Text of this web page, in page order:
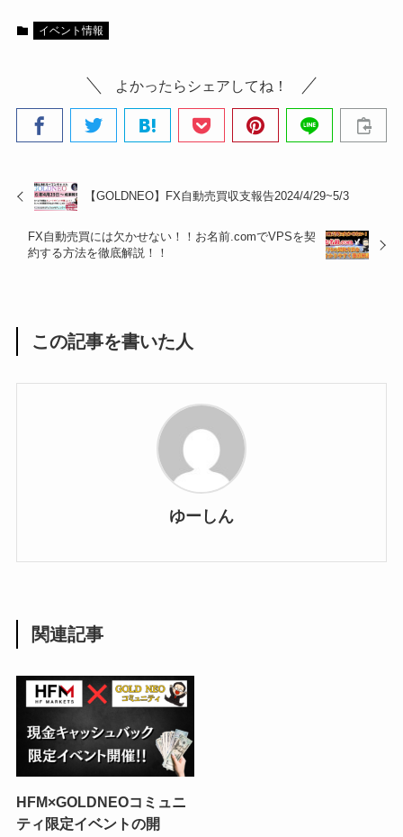
イベント情報
よかったらシェアしてね！
【GOLDNEO】FX自動売買収支報告2024/4/29~5/3
FX自動売買には欠かせない！！お名前.comでVPSを契
約する方法を徹底解説！！
この記事を書いた人
ゆーしん
関連記事
HFM×GOLDNEOコミュニ
ティ限定イベントの開